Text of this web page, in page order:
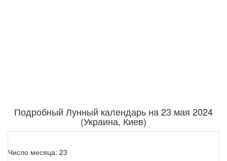
Подробный Лунный календарь на 23 мая 2024
(Украина, Киев)
Число месяца: 23